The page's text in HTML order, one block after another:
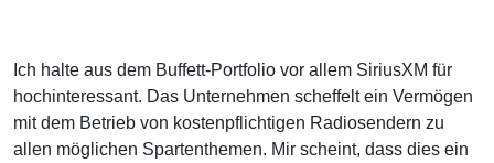
Ich halte aus dem Buffett-Portfolio vor allem SiriusXM für
hochinteressant. Das Unternehmen scheffelt ein Vermögen
mit dem Betrieb von kostenpflichtigen Radiosendern zu
allen möglichen Spartenthemen. Mir scheint, dass dies ein